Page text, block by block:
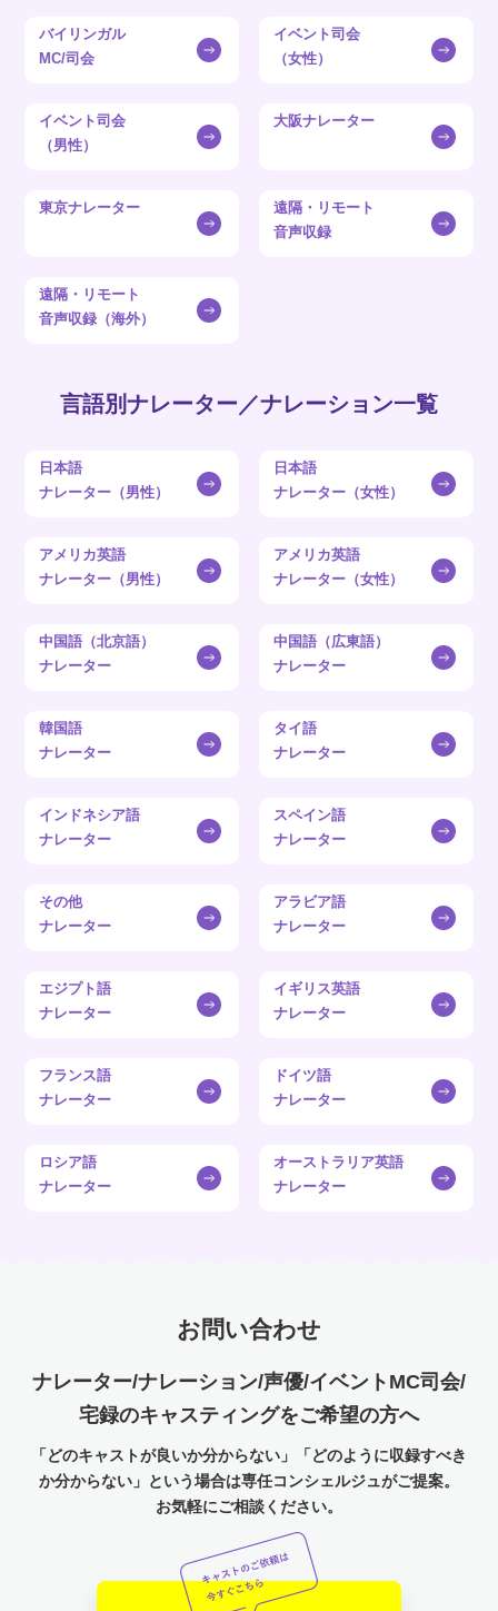
バイリンガル
MC/司会
イベント司会
（女性）
イベント司会
（男性）
大阪ナレーター
東京ナレーター
遠隔・リモート
音声収録
遠隔・リモート
音声収録（海外）
言語別ナレーター／ナレーション一覧
日本語
ナレーター（男性）
日本語
ナレーター（女性）
アメリカ英語
ナレーター（男性）
アメリカ英語
ナレーター（女性）
中国語（北京語）
ナレーター
中国語（広東語）
ナレーター
韓国語
ナレーター
タイ語
ナレーター
インドネシア語
ナレーター
スペイン語
ナレーター
その他
ナレーター
アラビア語
ナレーター
エジプト語
ナレーター
イギリス英語
ナレーター
フランス語
ナレーター
ドイツ語
ナレーター
ロシア語
ナレーター
オーストラリア英語
ナレーター
お問い合わせ
ナレーター/ナレーション/声優/イベントMC司会/
宅録のキャスティングをご希望の方へ
「どのキャストが良いか分からない」「どのように収録すべき
か分からない」という場合は専任コンシェルジュがご提案。
お気軽にご相談ください。